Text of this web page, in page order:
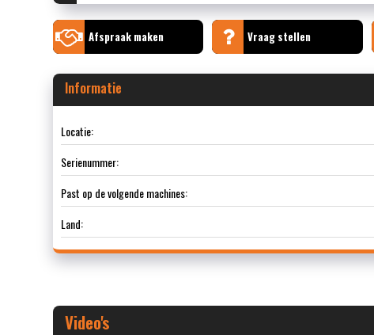
Afspraak maken Vraag stellen
Informatie
Locatie:
Serienummer:
Past op de volgende machines:
Land:
Video's